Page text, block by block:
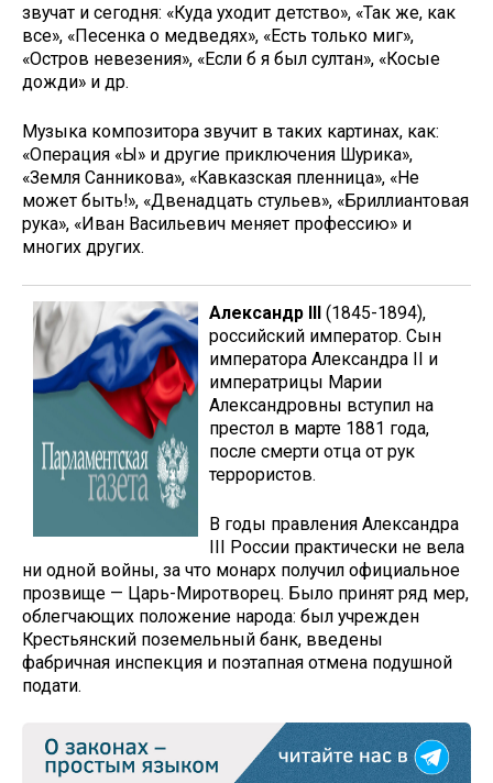
звучат и сегодня: «Куда уходит детство», «Так же, как
все», «Песенка о медведях», «Есть только миг»,
«Остров невезения», «Если б я был султан», «Косые
дожди» и др.
Музыка композитора звучит в таких картинах, как:
«Операция «Ы» и другие приключения Шурика»,
«Земля Санникова», «Кавказская пленница», «Не
может быть!», «Двенадцать стульев», «Бриллиантовая
рука», «Иван Васильевич меняет профессию» и
многих других.
Александр III (1845-1894),
российский император. Сын
императора Александра II и
императрицы Марии
Александровны вступил на
престол в марте 1881 года,
после смерти отца от рук
террористов.
В годы правления Александра
III России практически не вела
ни одной войны, за что монарх получил официальное
прозвище — Царь-Миротворец. Было принят ряд мер,
облегчающих положение народа: был учрежден
Крестьянский поземельный банк, введены
фабричная инспекция и поэтапная отмена подушной
подати.